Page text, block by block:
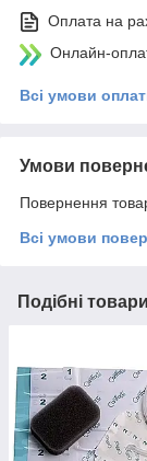
Оплата на
Онлайн-
Всі умови
Умови
Повернення
Всі умови
Подібні